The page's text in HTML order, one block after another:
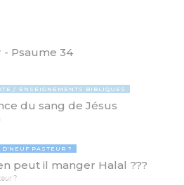
Psaume 34
ENSEIGNEMENTS BIBLIQUES
du sang de Jésus
D'NEUF PASTEUR ?
peut il manger Halal ???
?